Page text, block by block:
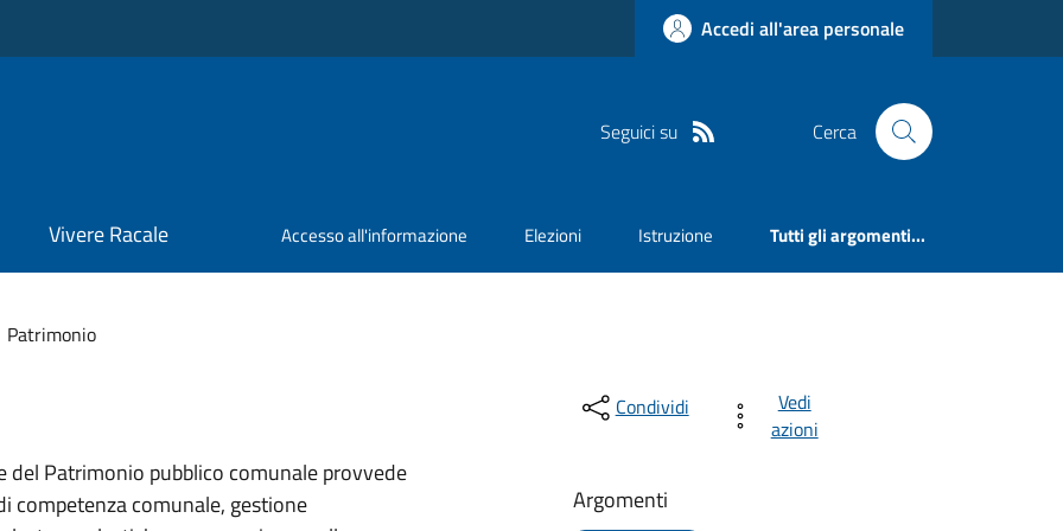
Accedi all'area personale
Seguici su Cerca
Vivere Racale Accesso all'informazione Elezioni Istruzione Tutti gli argomenti...
Patrimonio
del Patrimonio pubblico comunale provvede
competenza comunale, gestione
Condividi
Vedi
azioni
Argomenti